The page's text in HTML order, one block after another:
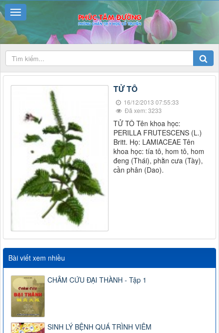
TỬ TÔ
16/12/2013 07:55:33
Đã xem: 3233
TỬ TÔ Tên khoa học:
PERILLA FRUTESCENS (L.)
Britt. Họ: LAMIACEAE Tên
khoa học: tía tô, hom tô, hom
đeng (Thái), phằn cưa (Tày),
cần phân (Dao).
Bài viết xem nhiều
CHÂM CỨU ĐẠI THÀNH - Tập 1
SINH LÝ BỆNH QUÁ TRÌNH VIÊM